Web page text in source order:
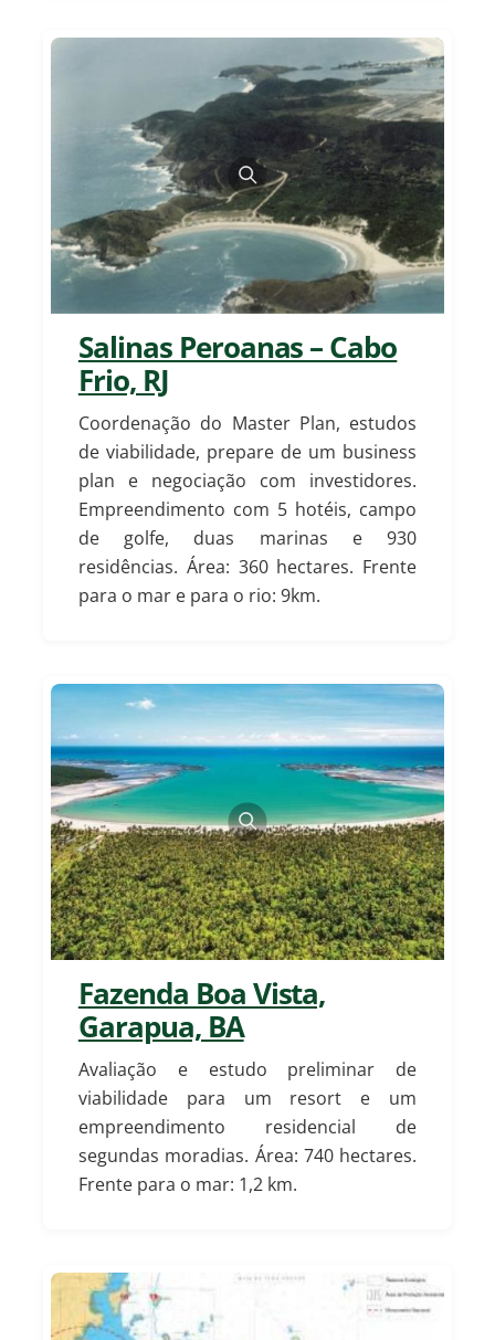
Salinas Peroanas – Cabo
Frio, RJ
Coordenação do Master Plan, estudos
de viabilidade, prepare de um business
plan e negociação com investidores.
Empreendimento com 5 hotéis, campo
de golfe, duas marinas e 930
residências. Área: 360 hectares. Frente
para o mar e para o rio: 9km.
Fazenda Boa Vista,
Garapua, BA
Avaliação e estudo preliminar de
viabilidade para um resort e um
empreendimento residencial de
segundas moradias. Área: 740 hectares.
Frente para o mar: 1,2 km.